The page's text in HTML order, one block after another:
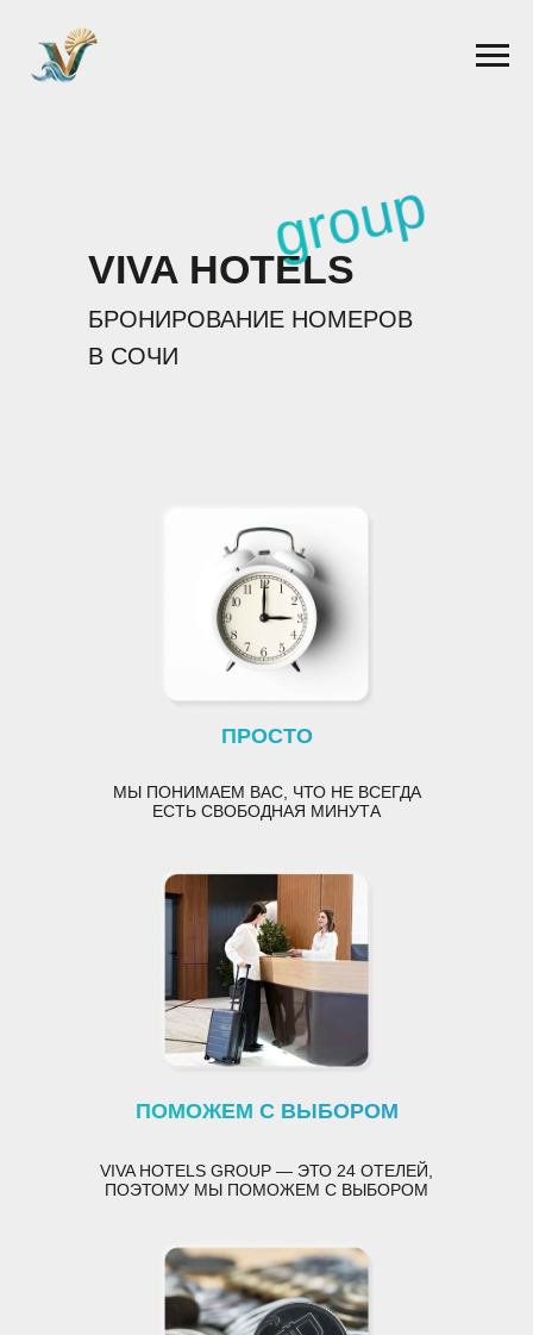
VIVA HOTELS
group
БРОНИРОВАНИЕ НОМЕРОВ
В СОЧИ
МЫ ПОНИМАЕМ ВАС, ЧТО НЕ ВСЕГДА
ЕСТЬ СВОБОДНАЯ МИНУТА
VIVA HOTELS GROUP — ЭТО 24 ОТЕЛЕЙ,
ПОЭТОМУ МЫ ПОМОЖЕМ С ВЫБОРОМ
ПРОСТО
ПОМОЖЕМ С ВЫБОРОМ
МЫ С ВАМИ НА СВЯЗИ 24/7